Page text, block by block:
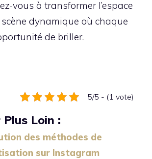
vous à transformer l’espace
dynamique où chaque
de briller.
5/5 - (1 vote)
Loin :
des méthodes de
sur Instagram